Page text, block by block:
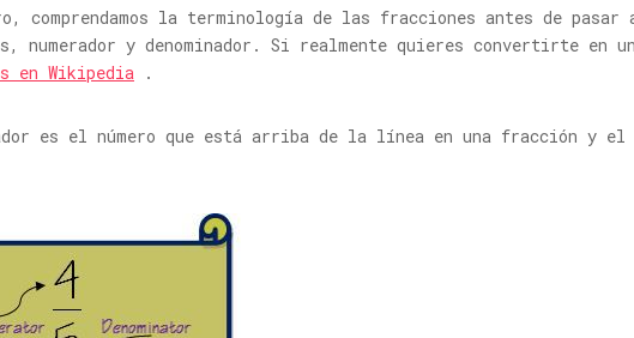
comprendamos la terminología de las fracciones antes de
numerador y denominador. Si realmente quieres convertirte
en Wikipedia .
es el número que está arriba de la línea en una fracción y el